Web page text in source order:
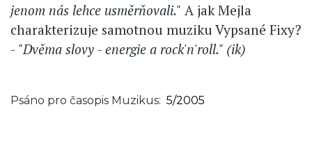
jenom nás lehce usměrňovali." A jak Mejla
charakterizuje samotnou muziku Vypsané Fixy?
- "Dvěma slovy - energie a rock'n'roll." (ik)
Psáno pro časopis Muzikus 5/2005